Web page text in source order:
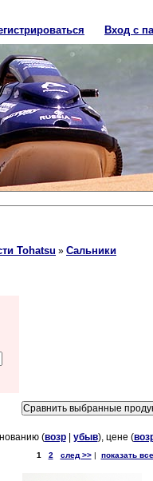
Вход с
Tohatsu » Сальники
(возр| убыв), цене (
1 2 след >>| показать все